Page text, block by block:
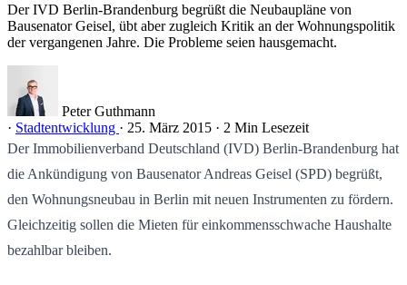
Der IVD Berlin-Brandenburg begrüßt die Neubaupläne von
Bausenator Geisel, übt aber zugleich Kritik an der Wohnungspolitik
der vergangenen Jahre. Die Probleme seien hausgemacht.
Peter Guthmann
· Stadtentwicklung · 25. März 2015 · 2 Min Lesezeit
Der Immobilienverband Deutschland (IVD) Berlin-Brandenburg hat
die Ankündigung von Bausenator Andreas Geisel (SPD) begrüßt,
den Wohnungsneubau in Berlin mit neuen Instrumenten zu fördern.
Gleichzeitig sollen die Mieten für einkommensschwache Haushalte
bezahlbar bleiben.